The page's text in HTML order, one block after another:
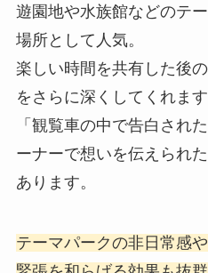
遊園地や水族館などのテ
場所として人気。
楽しい時間を共有した後
をさらに深くしてくれます
「観覧車の中で告白され
ーナーで想いを伝えられ
あります。
テーマパークの非日常感